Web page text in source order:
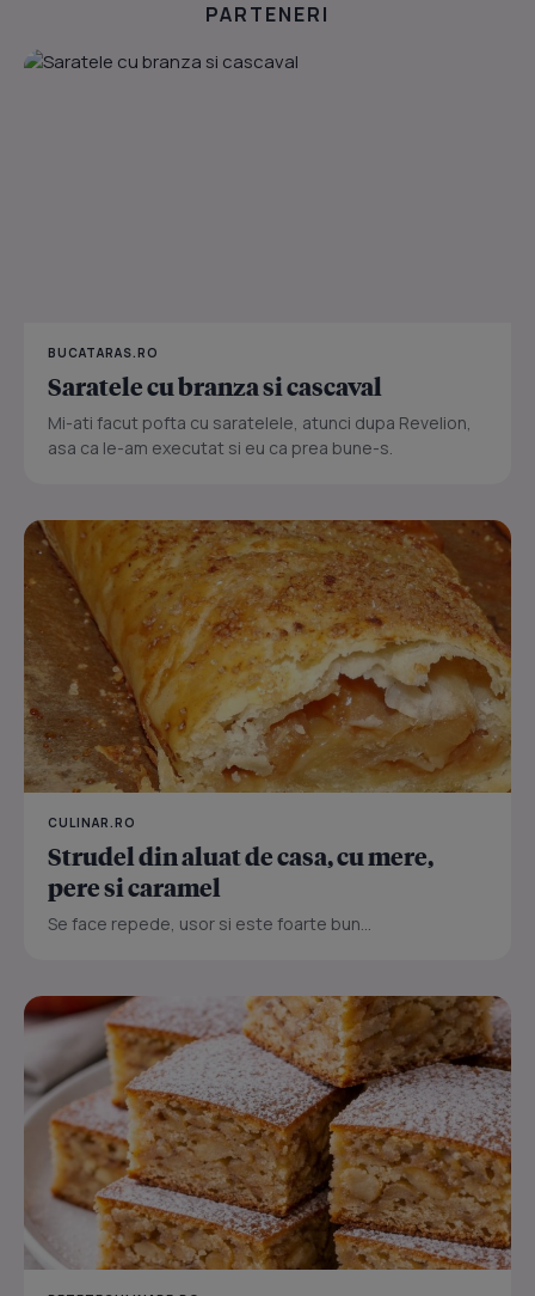
PARTENERI
BUCATARAS.RO
Saratele cu branza si cascaval
Mi-ati facut pofta cu saratelele, atunci dupa Revelion,
asa ca le-am executat si eu ca prea bune-s.
CULINAR.RO
Strudel din aluat de casa, cu mere,
pere si caramel
Se face repede, usor si este foarte bun...